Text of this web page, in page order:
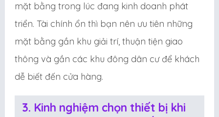
mặt bằng trong lúc đang kinh doanh phát
triển. Tài chính ổn thì bạn nên ưu tiên những
mặt bằng gần khu giải trí, thuận tiện giao
thông và gần các khu đông dân cư để khách
dễ biết đến cửa hàng.
3. Kinh nghiệm chọn thiết bị khi